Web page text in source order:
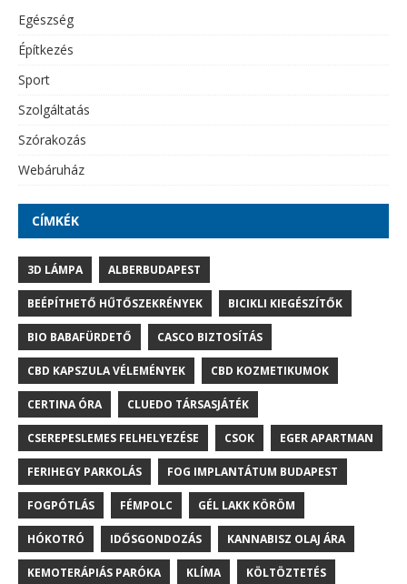
Egészség
Építkezés
Sport
Szolgáltatás
Szórakozás
Webáruház
CÍMKÉK
3D LÁMPA ALBERBUDAPEST
BEÉPÍTHETŐ HŰTŐSZEKRÉNYEK BICIKLI KIEGÉSZÍTŐK
BIO BABAFÜRDETŐ CASCO BIZTOSÍTÁS
CBD KAPSZULA VÉLEMÉNYEK CBD KOZMETIKUMOK
CERTINA ÓRA CLUEDO TÁRSASJÁTÉK
CSEREPESLEMES FELHELYEZÉSE CSOK EGER APARTMAN
FERIHEGY PARKOLÁS FOG IMPLANTÁTUM BUDAPEST
FOGPÓTLÁS FÉMPOLC GÉL LAKK KÖRÖM
HÓKOTRÓ IDŐSGONDOZÁS KANNABISZ OLAJ ÁRA
KEMOTERÁPIÁS PARÓKA KLÍMA KÖLTÖZTETÉS